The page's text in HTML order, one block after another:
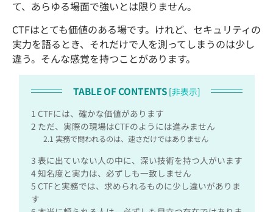
て、あらゆる場面で強いとは限りません。
CTFはとても価値のある場です。けれど、セキュリティの
実力を語るとき、それだけで人を測ってしまうのは少し
違う。そんな感覚を持つことがあります。
TABLE OF CONTENTS [非表示]
1 CTFには、確かな価値があります
2 ただ、実際の現場はCTFのようには進みません
2.1 実務で問われるのは、速さだけではありません
3 表に出ていない人の中に、深い技術を持つ人がいます
4 知名度と実力は、必ずしも一致しません
5 CTFと実務では、求められるものに少し違いがありま
す